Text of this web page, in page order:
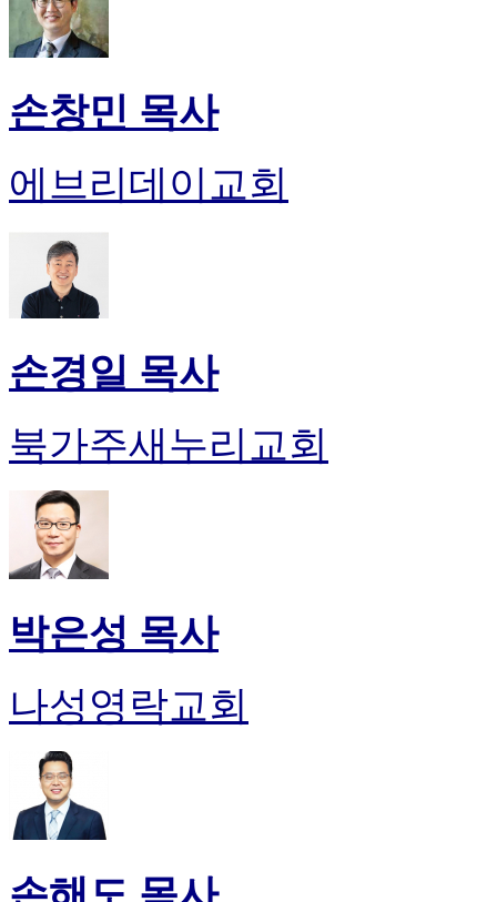
손창민 목사
에브리데이교회
손경일 목사
북가주새누리교회
박은성 목사
나성영락교회